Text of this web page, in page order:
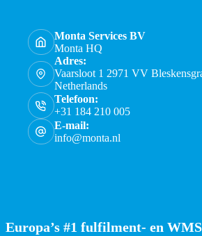
Monta Services BV
Monta HQ
Adres:
Vaarsloot 1 2971 VV
Netherlands
Telefoon:
+31 184 210 005
E-mail:
info@monta.nl
Europa’s #1 fulfilment- en